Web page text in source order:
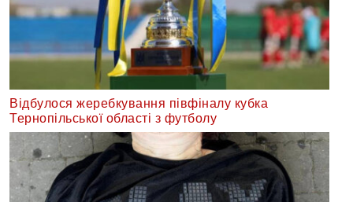
Відбулося жеребкування півфіналу кубка
Тернопільської області з футболу